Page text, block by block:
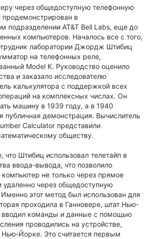
через общедоступную телефонную
в
подразделении AT&T Bell Labs, еще до
компьютеров. Началось все с того,
лаборатории Джордж Штибиц
на телефонных реле,
Model K. Руководство оценило
и заказало исследователю
калькулятора с поддержкой всех
на комплексных числах. Он
машину в 1939 году, а в 1940
публичная демонстрация. Вычислитель
Calculator представили
обществу.
что Штибиц использовал телетайп в
ввода-вывода, что позволило
не только через прямое
удаленно через общедоступную
этот метод был использован для
проходила в Ганновере, штат Нью-
команды и данные с помощью
проводились на устройстве,
Йорке. Это считается первым